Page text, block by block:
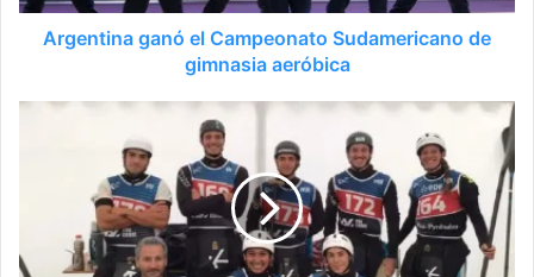
Argentina ganó el Campeonato Sudamericano de
gimnasia aeróbica